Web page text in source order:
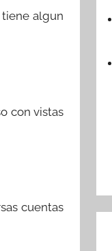
algun
con vistas
cuentas